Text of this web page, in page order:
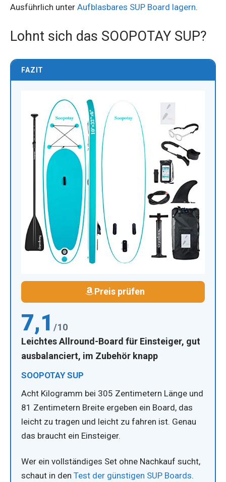
Ausführlich unter Aufblasbares SUP Board lagern.
Lohnt sich das SOOPOTAY SUP?
FAZIT
Preis prüfen
7,1 /10
Leichtes Allround-Board für Einsteiger, gut
ausbalanciert, im Zubehör knapp
SOOPOTAY SUP
Acht Kilogramm bei 305 Zentimetern Länge und
81 Zentimetern Breite ergeben ein Board, das
leicht zu tragen und leicht zu fahren ist. Genau
das braucht ein Einsteiger.
Wer ein vollständiges Set ohne Nachkauf sucht,
schaut in den Test der günstigen SUP Boards.